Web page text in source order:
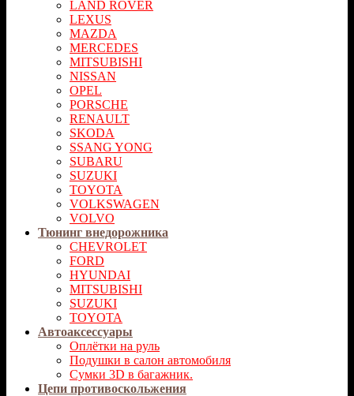
LAND ROVER
LEXUS
MAZDA
MERCEDES
MITSUBISHI
NISSAN
OPEL
PORSCHE
RENAULT
SKODA
SSANG YONG
SUBARU
SUZUKI
TOYOTA
VOLKSWAGEN
VOLVO
Тюнинг внедорожника
CHEVROLET
FORD
HYUNDAI
MITSUBISHI
SUZUKI
TOYOTA
Автоаксессуары
Оплётки на руль
Подушки в салон автомобиля
Сумки 3D в багажник.
Цепи противоскольжения